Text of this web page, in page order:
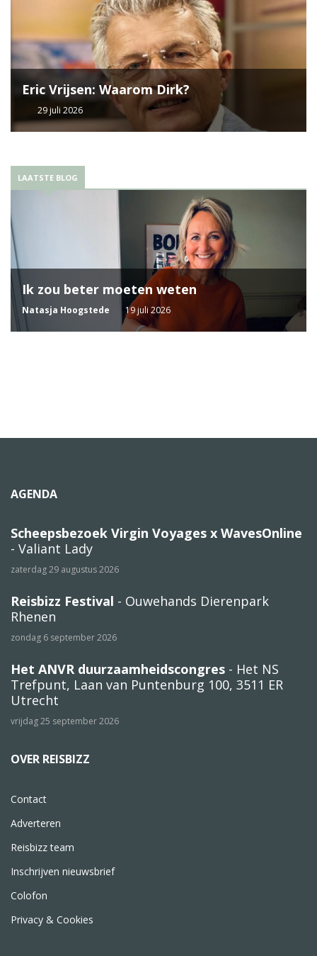
Eric Vrijsen: Waarom Dirk?
29 juli 2026
LAATSTE BLOG
Ik zou beter moeten weten
Natasja Hoogstede 19 juli 2026
AGENDA
Scheepsbezoek Virgin Voyages x WavesOnline
- Valiant Lady
zaterdag 29 augustus 2026
Reisbizz Festival - Ouwehands Dierenpark
Rhenen
zondag 6 september 2026
Het ANVR duurzaamheidscongres - Het NS
Trefpunt, Laan van Puntenburg 100, 3511 ER
Utrecht
vrijdag 25 september 2026
OVER REISBIZZ
Contact
Adverteren
Reisbizz team
Inschrijven nieuwsbrief
Colofon
Privacy & Cookies